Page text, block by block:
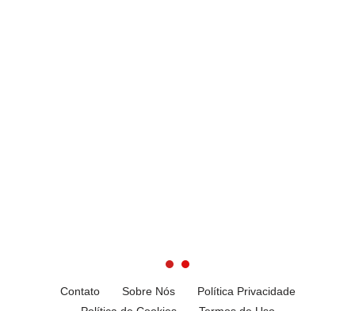
Contato Sobre Nós
Política Privacidade